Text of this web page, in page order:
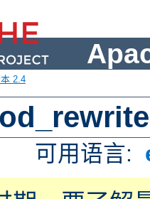
2.4
可用语言: